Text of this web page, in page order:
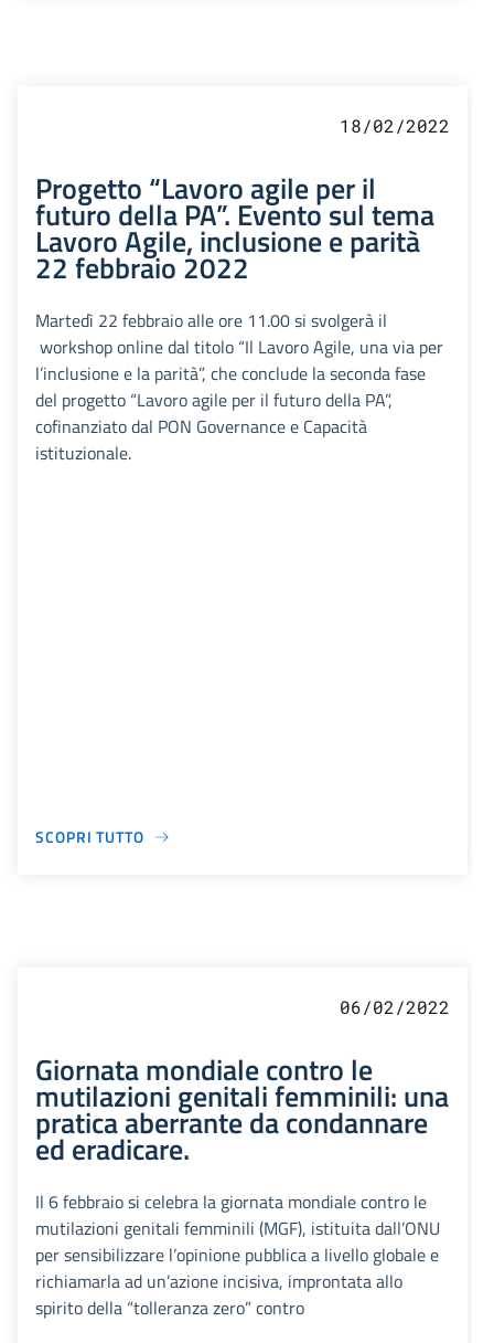
18/02/2022
Progetto “Lavoro agile per il
futuro della PA”. Evento sul tema
Lavoro Agile, inclusione e parità
22 febbraio 2022
Martedì 22 febbraio alle ore 11.00 si svolgerà il
workshop online dal titolo “Il Lavoro Agile, una via per
l’inclusione e la parità”, che conclude la seconda fase
del progetto “Lavoro agile per il futuro della PA”,
cofinanziato dal PON Governance e Capacità
istituzionale.
SCOPRI TUTTO
06/02/2022
Giornata mondiale contro le
mutilazioni genitali femminili: una
pratica aberrante da condannare
ed eradicare.
Il 6 febbraio si celebra la giornata mondiale contro le
mutilazioni genitali femminili (MGF), istituita dall’ONU
per sensibilizzare l’opinione pubblica a livello globale e
richiamarla ad un’azione incisiva, improntata allo
spirito della “tolleranza zero” contro